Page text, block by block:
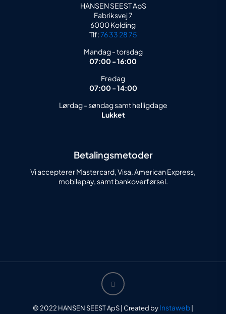
HANSEN SEEST ApS
Fabriksvej 7
6000 Kolding
Tlf:76 33 28 75
Mandag - torsdag
07:00 - 16:00
Fredag
07:00 - 14:00
Lørdag - søndag samt helligdage
Lukket
Betalingsmetoder
Vi accepterer Mastercard, Visa, American Express,
mobilepay, samt bankoverførsel.
© 2022 HANSEN SEEST ApS | Created byInstaweb